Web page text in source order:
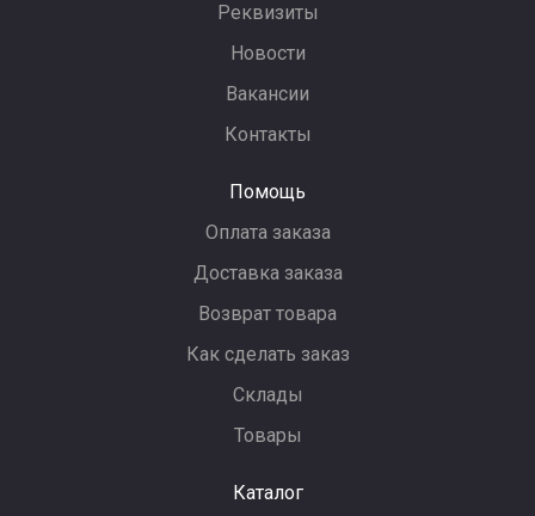
Реквизиты
Новости
Вакансии
Контакты
Помощь
Оплата заказа
Доставка заказа
Возврат товара
Как сделать заказ
Склады
Товары
Каталог